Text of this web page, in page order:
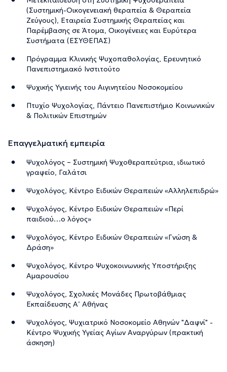
(Συστημική-Οικογενειακή θεραπεία & Θεραπεία
Ζεύγους), Εταιρεία Συστημικής Θεραπείας και
Παρέμβασης σε Άτομα, Οικογένειες και Ευρύτερα
Συστήματα (ΕΣΥΘΕΠΑΣ)
Πρόγραμμα Κλινικής Ψυχοπαθολογίας, Ερευνητικό
Πανεπιστημιακό Ινστιτούτο
Ψυχικής Υγιεινής του Αιγινητείου Νοσοκομείου
Πτυχίο Ψυχολογίας, Πάντειο Πανεπιστήμιο Κοινωνικών
& Πολιτικών Επιστημών
Επαγγελματική εμπειρία
Ψυχολόγος – Συστημική Ψυχοθεραπεύτρια, ιδιωτικό
γραφείο, Γαλάτσι
Ψυχολόγος, Κέντρο Ειδικών Θεραπειών «Αλληλεπιδρώ»
Ψυχολόγος, Κέντρο Ειδικών Θεραπειών «Περί
παιδιού…ο λόγος»
Ψυχολόγος, Κέντρο Ειδικών Θεραπειών «Γνώση &
Δράση»
Ψυχολόγος, Κέντρο Ψυχοκοινωνικής Υποστήριξης
Αμαρουσίου
Ψυχολόγος, Σχολικές Μονάδες Πρωτοβάθμιας
Εκπαίδευσης Α’ Αθήνας
Ψυχολόγος, Ψυχιατρικό Νοσοκομείο Αθηνών "Δαφνί" -
Κέντρο Ψυχικής Υγείας Αγίων Αναργύρων (πρακτική
άσκηση)